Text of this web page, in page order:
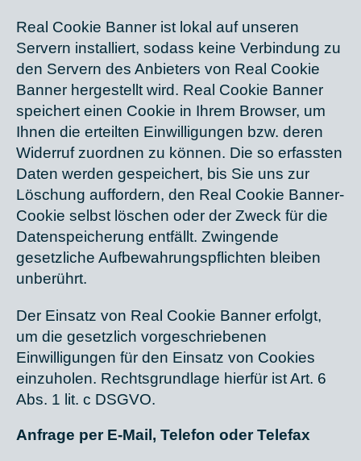
Real Cookie Banner ist lokal auf unseren
Servern installiert, sodass keine Verbindung zu
den Servern des Anbieters von Real Cookie
Banner hergestellt wird. Real Cookie Banner
speichert einen Cookie in Ihrem Browser, um
Ihnen die erteilten Einwilligungen bzw. deren
Widerruf zuordnen zu können. Die so erfassten
Daten werden gespeichert, bis Sie uns zur
Löschung auffordern, den Real Cookie Banner-
Cookie selbst löschen oder der Zweck für die
Datenspeicherung entfällt. Zwingende
gesetzliche Aufbewahrungspflichten bleiben
unberührt.
Der Einsatz von Real Cookie Banner erfolgt,
um die gesetzlich vorgeschriebenen
Einwilligungen für den Einsatz von Cookies
einzuholen. Rechtsgrundlage hierfür ist Art. 6
Abs. 1 lit. c DSGVO.
Anfrage per E-Mail, Telefon oder Telefax